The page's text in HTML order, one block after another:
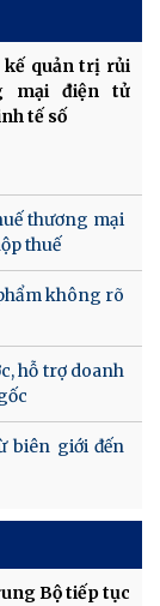
kế quản trị rủi
mại điện tử
tế số
thương mại
thuế
không rõ
hỗ trợ doanh
biên giới đến
Bộ tiếp tục